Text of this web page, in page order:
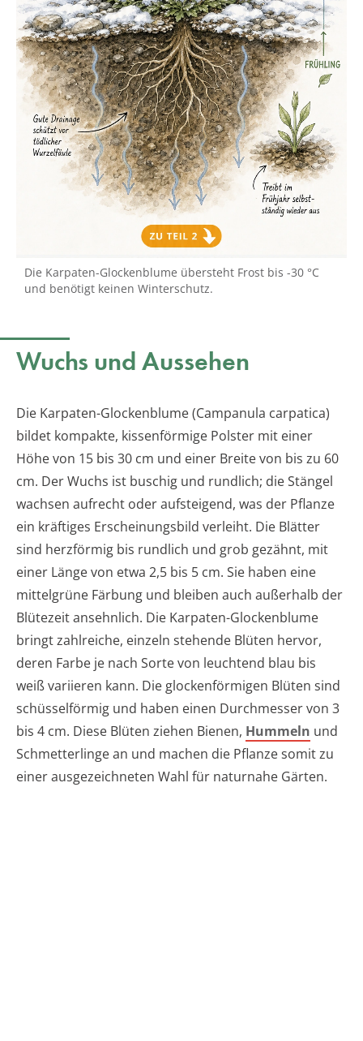
Die Karpaten-Glockenblume übersteht Frost bis -30 °C
und benötigt keinen Winterschutz.
Wuchs und Aussehen
Die Karpaten-Glockenblume (Campanula carpatica)
bildet kompakte, kissenförmige Polster mit einer
Höhe von 15 bis 30 cm und einer Breite von bis zu 60
cm. Der Wuchs ist buschig und rundlich; die Stängel
wachsen aufrecht oder aufsteigend, was der Pflanze
ein kräftiges Erscheinungsbild verleiht. Die Blätter
sind herzförmig bis rundlich und grob gezähnt, mit
einer Länge von etwa 2,5 bis 5 cm. Sie haben eine
mittelgrüne Färbung und bleiben auch außerhalb der
Blütezeit ansehnlich. Die Karpaten-Glockenblume
bringt zahlreiche, einzeln stehende Blüten hervor,
deren Farbe je nach Sorte von leuchtend blau bis
weiß variieren kann. Die glockenförmigen Blüten sind
schüsselförmig und haben einen Durchmesser von 3
bis 4 cm. Diese Blüten ziehen Bienen, Hummeln und
Schmetterlinge an und machen die Pflanze somit zu
einer ausgezeichneten Wahl für naturnahe Gärten.